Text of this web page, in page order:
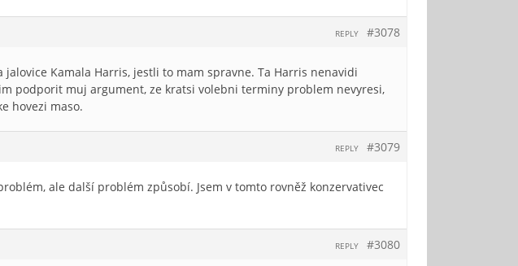
#3078
REPLY
Kamala Harris, jestli to mam spravne. Ta Harris nenavidi
podporit muj argument, ze kratsi volebni terminy problem nevyresi,
hovezi maso.
#3079
REPLY
ale další problém způsobí. Jsem v tomto rovněž konzervativec
#3080
REPLY